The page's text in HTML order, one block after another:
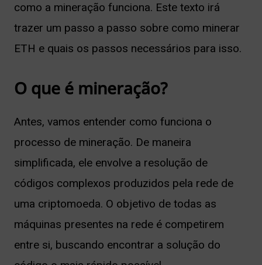
como a mineração funciona. Este texto irá
trazer um passo a passo sobre como minerar
ETH e quais os passos necessários para isso.
O que é mineração?
Antes, vamos entender como funciona o
processo de mineração. De maneira
simplificada, ele envolve a resolução de
códigos complexos produzidos pela rede de
uma criptomoeda. O objetivo de todas as
máquinas presentes na rede é competirem
entre si, buscando encontrar a solução do